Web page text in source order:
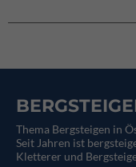
Thema Bergsteigen in
Seit Jahren ist
Kletterer und